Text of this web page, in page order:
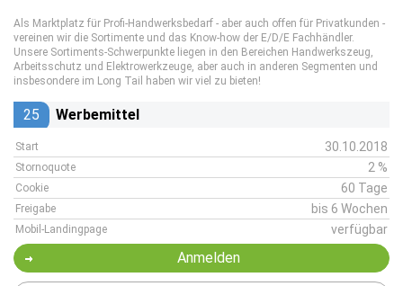
Als Marktplatz für Profi-Handwerksbedarf - aber auch offen für Privatkunden -
vereinen wir die Sortimente und das Know-how der E/D/E Fachhändler.
Unsere Sortiments-Schwerpunkte liegen in den Bereichen Handwerkszeug,
Arbeitsschutz und Elektrowerkzeuge, aber auch in anderen Segmenten und
insbesondere im Long Tail haben wir viel zu bieten!
25 Werbemittel
Start 30.10.2018
Stornoquote 2 %
Cookie 60 Tage
Freigabe bis 6 Wochen
Mobil-Landingpage verfügbar
Anmelden